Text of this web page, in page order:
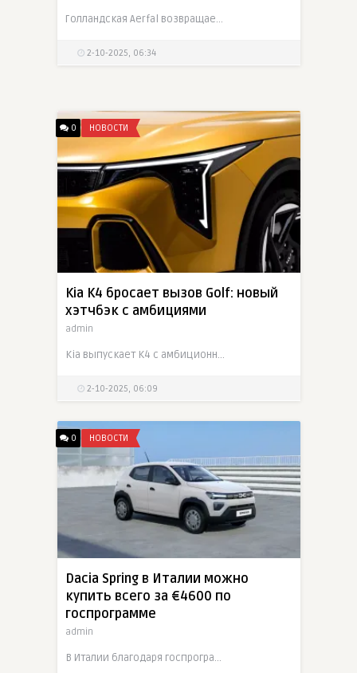
Голландская Aerfal возвращает легенду — Porsche 904, созданный как рестомод на базе 914. Вдохновлённый гоночными машинами 60-х, он получит 400-сильный Flat-8
2-10-2025, 06:34
0 НОВОСТИ
Kia K4 бросает вызов Golf: новый
хэтчбэк с амбициями
admin
Kia выпускает K4 с амбиционной целью потеснить VW Golf: агрессивная внешность, ощутимо больше пространства и привлекательная ценовая политика ставят его в центр баталии компактных хэтчбеков
2-10-2025, 06:09
0 НОВОСТИ
Dacia Spring в Италии можно
купить всего за €4600 по
госпрограмме
admin
В Италии благодаря госпрограмме утилизации новый электромобиль Dacia Spring можно приобрести за рекордные €4600. Но доступно это только малообеспеченным семьям в городах.